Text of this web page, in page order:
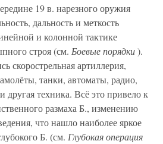
19 в. нарезного оружия
дальность и меткость
и колонной тактике
строя (см. Боевые порядки).
скорострельная артиллерия,
танки, автоматы, радио,
другая техника. Всё это привело к
размаха Б., изменению
что нашло наиболее яркое
Б. (см. Глубокая операция